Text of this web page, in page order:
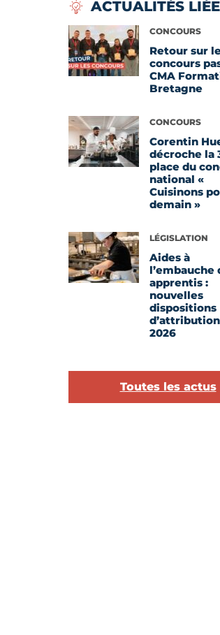
ACTUALITÉS
CONCOURS
Retour sur
concours
CMA
Bretagne
Voir l'article
CONCOURS
Corentin
décroche la
place du
national «
Cuisinons
demain »
Voir l'article
LÉGISLATION
Aides à
l’embauche
apprentis :
nouvelles
dispositions
2026
Voir l'article
Toutes les actus